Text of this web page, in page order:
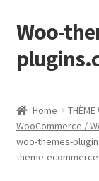
Skip
to
navigation
Skip
to
content
Woo-
Home
WooCommerce /
woo-themes-
theme-